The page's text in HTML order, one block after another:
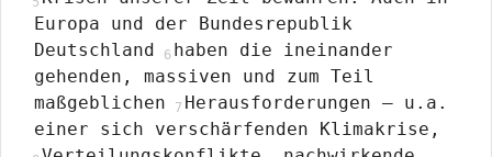
Europa und der Bundesrepublik
Deutschland haben die ineinander
gehenden, massiven und zum Teil
maßgeblichen Herausforderungen – u.a.
einer sich verschärfenden Klimakrise,